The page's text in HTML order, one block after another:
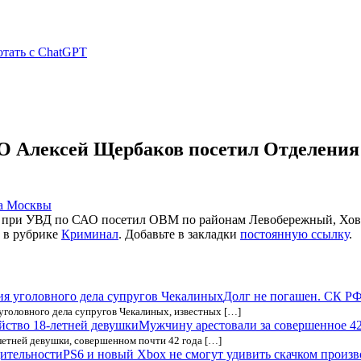
с ChatGPT
Щербаков посетил
Москвы
при УВД по САО посетил ОВМ по районам Левобережный,
в рубрике Криминал. Добавьте в закладки постоянную ссылку.
Долг не погашен. СК РФ
дела супругов Чекалиных, известных […]
Мужчину арестовали за совершенное
девушки, совершенном почти 42 года […]
PS6 и новый Xbox не смогут удивить скачком